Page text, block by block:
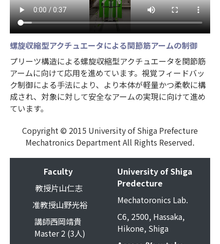
螺旋収縮型アクチュエータによる関節筋アームの制御
プリーツ構造による螺旋収縮型アクチュエータを関節筋
アームに向けて応用を進めています。視覚フィードバッ
ク制御による手法により、より本体が軽量かつ柔軟に構
成され、対象に対して安全なアームの実現に向けて進め
ています。
Copyright © 2015 University of Shiga Prefecture
Mechatronics Department All Rights Reserved.
Faculty
教授片山仁志
准教授山野光裕
講師西岡靖貴
Master 2 (3人)
University of Shiga
Predecture
Mechatoronics Lab.
C6, 2500, Hassaka,
Hikone, Shiga